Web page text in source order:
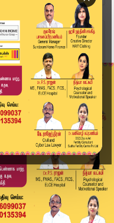
| PM Modi |...